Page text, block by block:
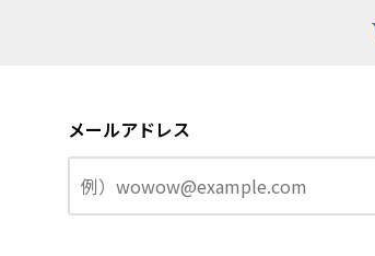
メールアドレス